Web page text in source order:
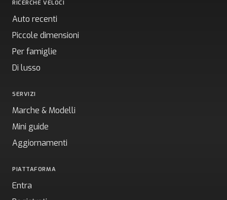
RICERCHE VELOCI
Auto recenti
Piccole dimensioni
Per famiglie
Di lusso
SERVIZI
Marche & Modelli
Mini guide
Aggiornamenti
PIATTAFORMA
Entra